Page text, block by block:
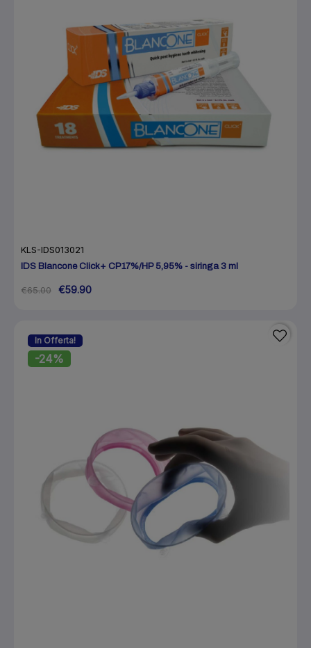
KLS-IDS013021
IDS Blancone Click+ CP17%/HP 5,95% - siringa 3 ml
€65.00 €59.90
In Offerta!
-24%